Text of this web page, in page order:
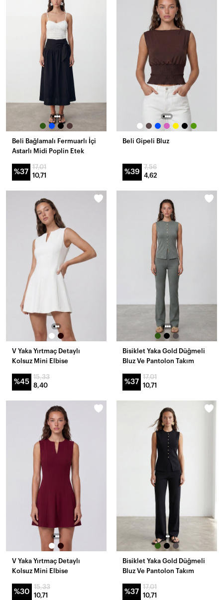
Beli Bağlamalı Fermuarlı İçi
Astarlı Midi Poplin Etek
%37
17,01
10,71
Beli Gipeli Bluz
%39
7,56
4,62
V Yaka Yırtmaç Detaylı
Kolsuz Mini Elbise
%45
15,33
8,40
Bisiklet Yaka Gold Düğmeli
Bluz Ve Pantolon Takım
%37
17,01
10,71
V Yaka Yırtmaç Detaylı
Kolsuz Mini Elbise
%30
15,33
10,71
Bisiklet Yaka Gold Düğmeli
Bluz Ve Pantolon Takım
%37
17,01
10,71